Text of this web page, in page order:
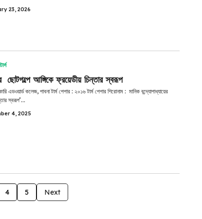
23, 2026
ছোটগল্পে আঙ্গিকে ফ্রয়েডীয় চিন্তার স্বরূপ
এডওয়ার্ড কলেজ, পাবনা টার্ম পেপার : ২০১৬ টার্ম পেপার শিরোনাম : মানিক বন্দ্যোপাধ্যায়ের
স্বরূপ’...
4, 2025
4 5 Next